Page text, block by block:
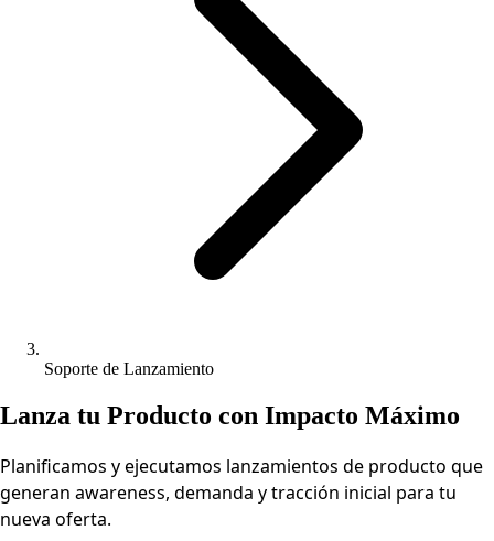
Soporte de Lanzamiento
Lanza tu Producto con Impacto Máximo
Planificamos y ejecutamos lanzamientos de producto que
generan awareness, demanda y tracción inicial para tu
nueva oferta.